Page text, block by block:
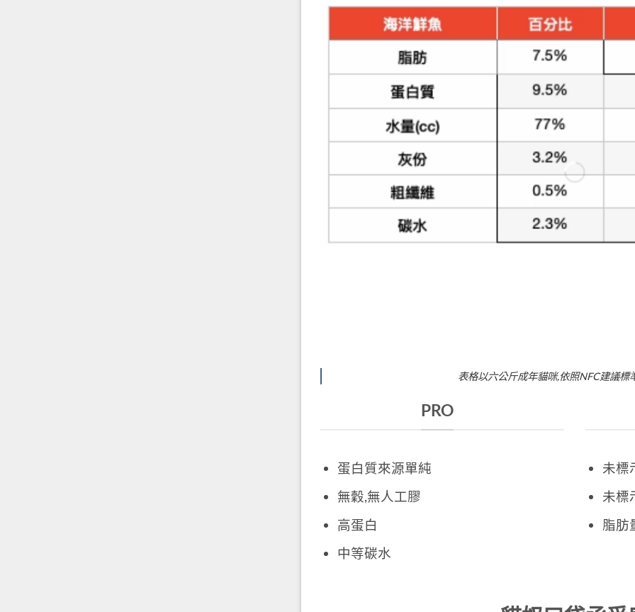
表格以六公斤成年貓咪,依照NFC建議標
PRO
蛋白質來源單純
無穀,無人工膠
高蛋白
中等碳水
未標
未標
脂肪